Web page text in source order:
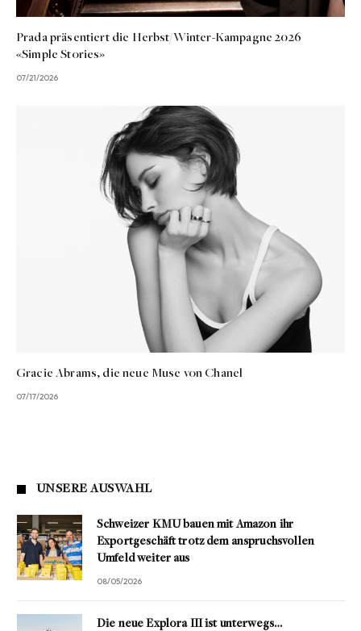
Prada präsentiert die Herbst/Winter-Kampagne 2026
«Simple Stories»
07/21/2026
Gracie Abrams, die neue Muse von Chanel
07/17/2026
UNSERE AUSWAHL
Schweizer KMU bauen mit Amazon ihr
Exportgeschäft trotz dem anspruchsvollen
Umfeld weiter aus
08/05/2026
Die neue Explora III ist unterwegs…